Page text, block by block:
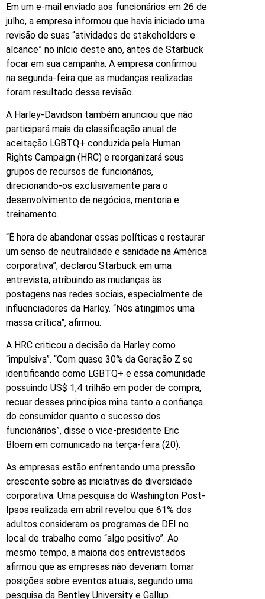
Em um e-mail enviado aos funcionários em 26 de
julho, a empresa informou que havia iniciado uma
revisão de suas “atividades de stakeholders e
alcance” no início deste ano, antes de Starbuck
focar em sua campanha. A empresa confirmou
na segunda-feira que as mudanças realizadas
foram resultado dessa revisão.
A Harley-Davidson também anunciou que não
participará mais da classificação anual de
aceitação LGBTQ+ conduzida pela Human
Rights Campaign (HRC) e reorganizará seus
grupos de recursos de funcionários,
direcionando-os exclusivamente para o
desenvolvimento de negócios, mentoria e
treinamento.
“É hora de abandonar essas políticas e restaurar
um senso de neutralidade e sanidade na América
corporativa”, declarou Starbuck em uma
entrevista, atribuindo as mudanças às
postagens nas redes sociais, especialmente de
influenciadores da Harley. “Nós atingimos uma
massa crítica”, afirmou.
A HRC criticou a decisão da Harley como
“impulsiva”. “Com quase 30% da Geração Z se
identificando como LGBTQ+ e essa comunidade
possuindo US$ 1,4 trilhão em poder de compra,
recuar desses princípios mina tanto a confiança
do consumidor quanto o sucesso dos
funcionários”, disse o vice-presidente Eric
Bloem em comunicado na terça-feira (20).
As empresas estão enfrentando uma pressão
crescente sobre as iniciativas de diversidade
corporativa. Uma pesquisa do Washington Post-
Ipsos realizada em abril revelou que 61% dos
adultos consideram os programas de DEI no
local de trabalho como “algo positivo”. Ao
mesmo tempo, a maioria dos entrevistados
afirmou que as empresas não deveriam tomar
posições sobre eventos atuais, segundo uma
pesquisa da Bentley University e Gallup.